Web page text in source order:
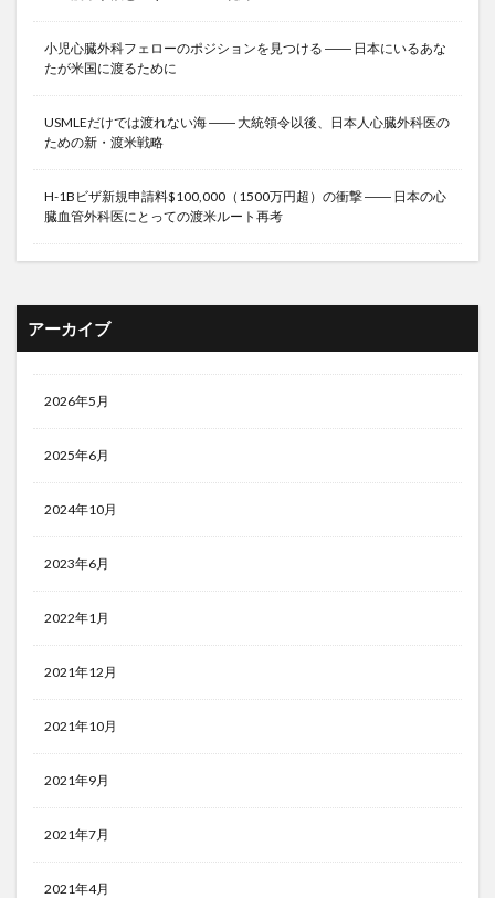
小児心臓外科フェローのポジションを見つける ―― 日本にいるあな
たが米国に渡るために
USMLEだけでは渡れない海 ―― 大統領令以後、日本人心臓外科医の
ための新・渡米戦略
H-1Bビザ新規申請料$100,000（1500万円超）の衝撃 ―― 日本の心
臓血管外科医にとっての渡米ルート再考
アーカイブ
2026年5月
2025年6月
2024年10月
2023年6月
2022年1月
2021年12月
2021年10月
2021年9月
2021年7月
2021年4月